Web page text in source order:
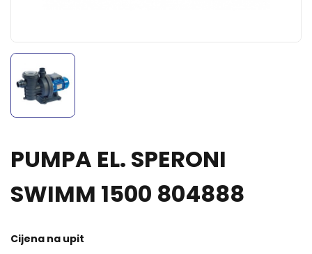
PUMPA EL. SPERONI
SWIMM 1500 804888
Cijena na upit